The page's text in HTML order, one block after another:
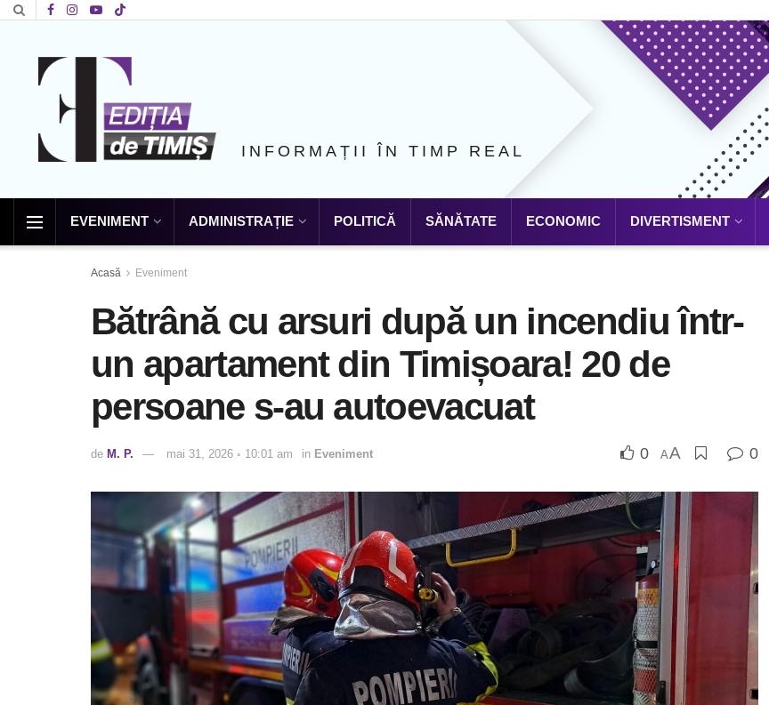
INFORMAȚII ÎN TIMP REAL
EVENIMENT ADMINISTRAȚIE POLITICĂ SĂNĂTATE ECONOMIC DIVERTISMENT
Acasă Eveniment
Bătrână cu arsuri după un incendiu într-
un apartament din Timișoara! 20 de
persoane s-au autoevacuat
de M. P. mai 31, 2026 ◦ 10:01 am in Eveniment 0 AA 0